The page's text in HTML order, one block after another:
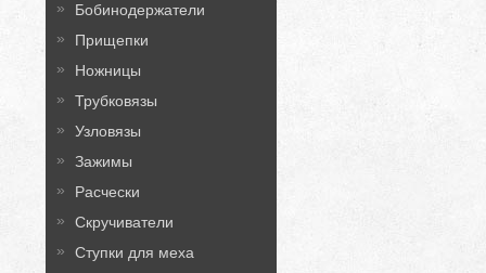
Бобинодержатели
Прищепки
Ножницы
Трубковязы
Узловязы
Зажимы
Расчески
Скручиватели
Ступки для меха